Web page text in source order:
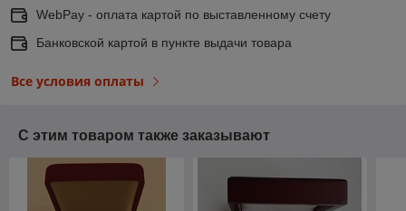
WebPay - оплата картой по выставленному счету
Банковской картой в пункте выдачи товара
Все условия оплаты
С этим товаром также заказывают